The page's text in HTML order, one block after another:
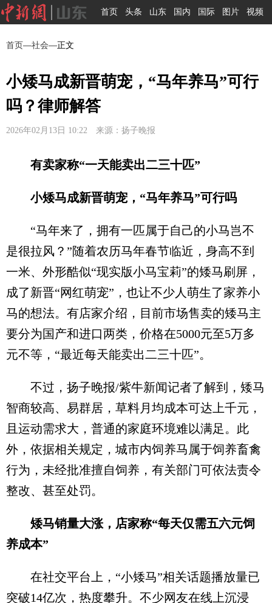
首页 头条 山东 国内 国际 图片 视频
首页—社会—正文
小矮马成新晋萌宠，“马年养马”可行
吗？律师解答
2026年02月13日 10:22 来源：扬子晚报
有卖家称“一天能卖出二三十匹”
小矮马成新晋萌宠，“马年养马”可行吗
“马年来了，拥有一匹属于自己的小马岂不
是很拉风？”随着农历马年春节临近，身高不到
一米、外形酷似“现实版小马宝莉”的矮马刷屏，
成了新晋“网红萌宠”，也让不少人萌生了家养小
马的想法。有店家介绍，目前市场售卖的矮马主
要分为国产和进口两类，价格在5000元至5万多
元不等，“最近每天能卖出二三十匹”。
不过，扬子晚报/紫牛新闻记者了解到，矮马
智商较高、易群居，草料月均成本可达上千元，
且运动需求大，普通的家庭环境难以满足。此
外，依据相关规定，城市内饲养马属于饲养畜禽
行为，未经批准擅自饲养，有关部门可依法责令
整改、甚至处罚。
矮马销量大涨，店家称“每天仅需五六元饲
养成本”
在社交平台上，“小矮马”相关话题播放量已
突破14亿次，热度攀升。不少网友在线上沉浸